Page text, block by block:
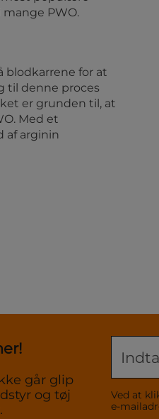
PWO.
for at
til denne proces
er grunden til, at
Med et
af arginin
går glip
og tøj
Ved at
e-